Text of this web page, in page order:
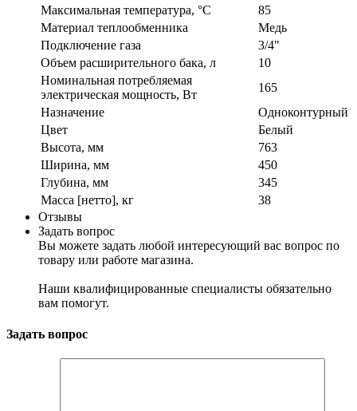
Максимальная температура, °C
85
Материал теплообменника
Медь
Подключение газа
3/4"
Объем расширительного бака, л
10
Номинальная потребляемая
электрическая мощность, Вт
165
Назначение
Одноконтурный
Цвет
Белый
Высота, мм
763
Ширина, мм
450
Глубина, мм
345
Масса [нетто], кг
38
Отзывы
Задать вопрос
Вы можете задать любой интересующий вас вопрос по
товару или работе магазина.
Наши квалифицированные специалисты обязательно
вам помогут.
Задать вопрос